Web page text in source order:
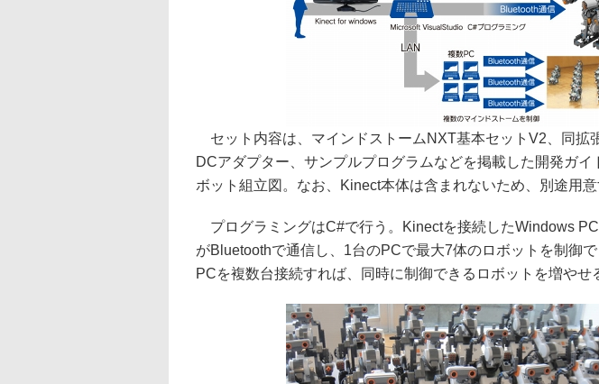
セット内容は、マインドストームNXT基本セットV2、同拡
DCアダプター、サンプルプログラムなどを掲載した開発ガイ
ボット組立図。なお、Kinect本体は含まれないため、別途用意
プログラミングはC#で行う。Kinectを接続したWindows
がBluetoothで通信し、1台のPCで最大7体のロボットを制御
PCを複数台接続すれば、同時に制御できるロボットを増やせ